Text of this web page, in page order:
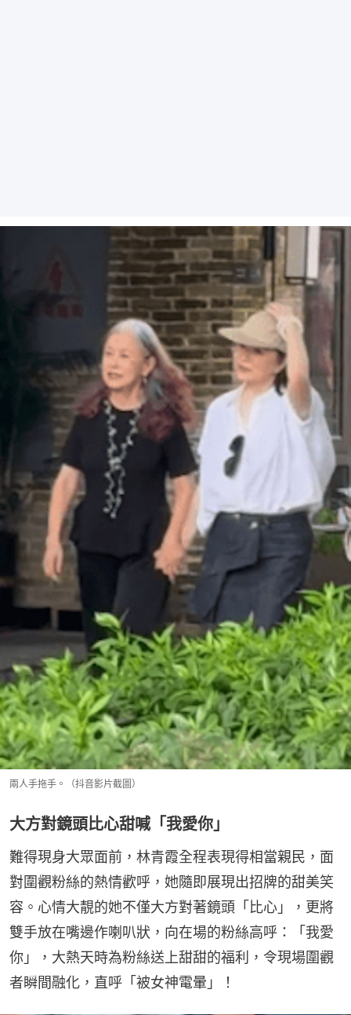
兩人手拖手。（抖音影片截圖）
大方對鏡頭比心甜喊「我愛你」
難得現身大眾面前，林青霞全程表現得相當親民，面
對圍觀粉絲的熱情歡呼，她隨即展現出招牌的甜美笑
容。心情大靚的她不僅大方對著鏡頭「比心」，更將
雙手放在嘴邊作喇叭狀，向在場的粉絲高呼：「我愛
你」，大熱天時為粉絲送上甜甜的福利，令現場圍觀
者瞬間融化，直呼「被女神電暈」！